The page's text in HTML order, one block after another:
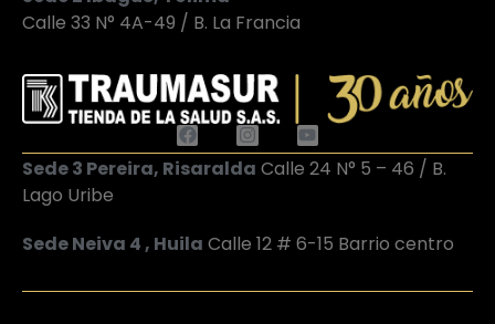
Calle 33 N° 4A-49 / B. La Francia
Sede 3 Pereira, Risaralda Calle 24 N° 5 – 46 / B.
Lago Uribe
Sede Neiva 4 , Huila Calle 12 # 6-15 Barrio centro